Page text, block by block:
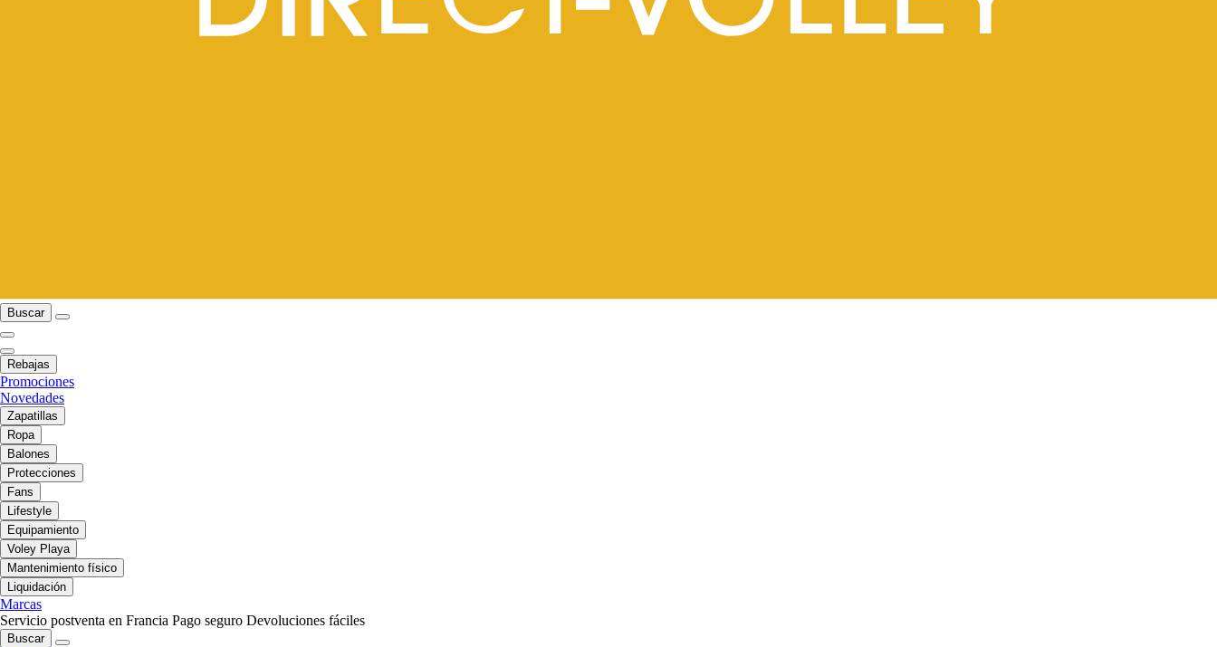
Buscar
Rebajas
Promociones
Novedades
Zapatillas
Ropa
Balones
Protecciones
Fans
Lifestyle
Equipamiento
Voley Playa
Mantenimiento físico
Liquidación
Marcas
Servicio postventa en Francia Pago seguro Devoluciones fáciles
Buscar